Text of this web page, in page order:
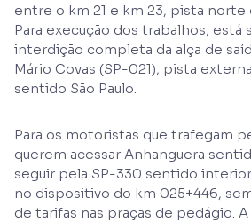
entre o km 21 e km 23, pista norte
Para execução dos trabalhos, está
interdição completa da alça de
Mário Covas (SP-021), pista
sentido São Paulo.
Para os motoristas que trafegam
querem acessar Anhanguera
seguir pela SP-330 sentido
no dispositivo do km 025+446,
de tarifas nas praças de pedágio.